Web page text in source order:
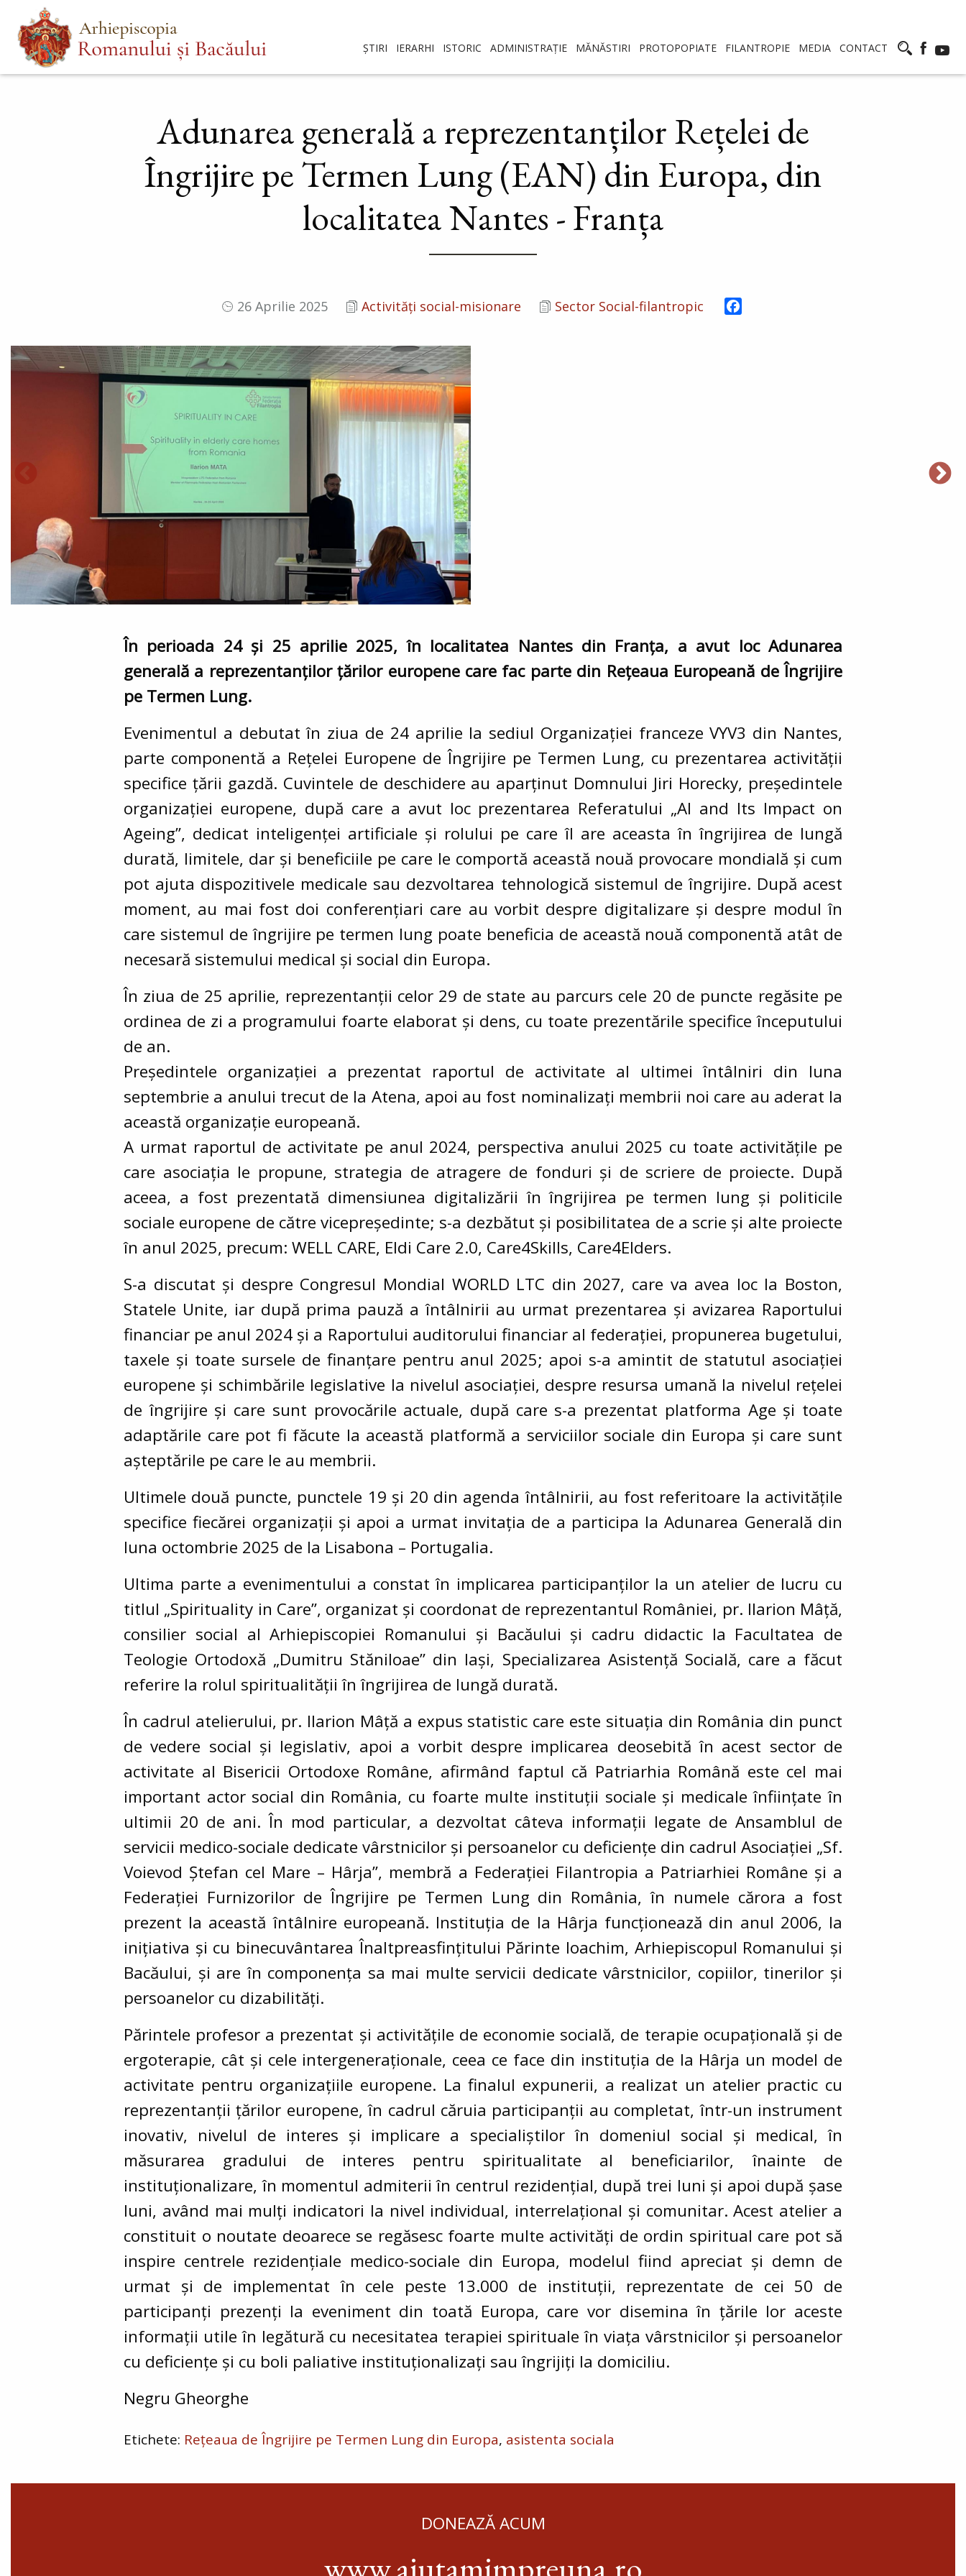
Mergi
conţinutul
principal
Main
menu
ȘTIRI IERARHI ISTORIC ADMINISTRAȚIE MĂNĂSTIRI PROTOPOPIATE FILANTROPIE MEDIA CONTACT
Adunarea generală a reprezentanților Rețelei de
Îngrijire pe Termen Lung (EAN) din Europa, din
localitatea Nantes - Franța
26 Aprilie 2025 Activități social-misionare Sector Social-filantropic
În perioada 24 și 25 aprilie 2025, în localitatea Nantes din Franța, a avut loc Adunarea
generală a reprezentanților țărilor europene care fac parte din Rețeaua Europeană de Îngrijire
pe Termen Lung.
Evenimentul a debutat în ziua de 24 aprilie la sediul Organizației franceze VYV3 din Nantes,
parte componentă a Rețelei Europene de Îngrijire pe Termen Lung, cu prezentarea activității
specifice țării gazdă. Cuvintele de deschidere au aparținut Domnului Jiri Horecky, președintele
organizației europene, după care a avut loc prezentarea Referatului „AI and Its Impact on
Ageing”, dedicat inteligenței artificiale și rolului pe care îl are aceasta în îngrijirea de lungă
durată, limitele, dar și beneficiile pe care le comportă această nouă provocare mondială și cum
pot ajuta dispozitivele medicale sau dezvoltarea tehnologică sistemul de îngrijire. După acest
moment, au mai fost doi conferențiari care au vorbit despre digitalizare și despre modul în
care sistemul de îngrijire pe termen lung poate beneficia de această nouă componentă atât de
necesară sistemului medical și social din Europa.
În ziua de 25 aprilie, reprezentanții celor 29 de state au parcurs cele 20 de puncte regăsite pe
ordinea de zi a programului foarte elaborat și dens, cu toate prezentările specifice începutului
de an.
Președintele organizației a prezentat raportul de activitate al ultimei întâlniri din luna
septembrie a anului trecut de la Atena, apoi au fost nominalizați membrii noi care au aderat la
această organizație europeană.
A urmat raportul de activitate pe anul 2024, perspectiva anului 2025 cu toate activitățile pe
care asociația le propune, strategia de atragere de fonduri și de scriere de proiecte. După
aceea, a fost prezentată dimensiunea digitalizării în îngrijirea pe termen lung și politicile
sociale europene de către vicepreședinte; s-a dezbătut și posibilitatea de a scrie și alte proiecte
în anul 2025, precum: WELL CARE, Eldi Care 2.0, Care4Skills, Care4Elders.
S-a discutat și despre Congresul Mondial WORLD LTC din 2027, care va avea loc la Boston,
Statele Unite, iar după prima pauză a întâlnirii au urmat prezentarea și avizarea Raportului
financiar pe anul 2024 și a Raportului auditorului financiar al federației, propunerea bugetului,
taxele și toate sursele de finanțare pentru anul 2025; apoi s-a amintit de statutul asociației
europene și schimbările legislative la nivelul asociației, despre resursa umană la nivelul rețelei
de îngrijire și care sunt provocările actuale, după care s-a prezentat platforma Age și toate
adaptările care pot fi făcute la această platformă a serviciilor sociale din Europa și care sunt
așteptările pe care le au membrii.
Ultimele două puncte, punctele 19 și 20 din agenda întâlnirii, au fost referitoare la activitățile
specifice fiecărei organizații și apoi a urmat invitația de a participa la Adunarea Generală din
luna octombrie 2025 de la Lisabona – Portugalia.
Ultima parte a evenimentului a constat în implicarea participanților la un atelier de lucru cu
titlul „Spirituality in Care”, organizat și coordonat de reprezentantul României, pr. Ilarion Mâță,
consilier social al Arhiepiscopiei Romanului și Bacăului și cadru didactic la Facultatea de
Teologie Ortodoxă „Dumitru Stăniloae” din Iași, Specializarea Asistență Socială, care a făcut
referire la rolul spiritualității în îngrijirea de lungă durată.
În cadrul atelierului, pr. Ilarion Mâță a expus statistic care este situația din România din punct
de vedere social și legislativ, apoi a vorbit despre implicarea deosebită în acest sector de
activitate al Bisericii Ortodoxe Române, afirmând faptul că Patriarhia Română este cel mai
important actor social din România, cu foarte multe instituții sociale și medicale înființate în
ultimii 20 de ani. În mod particular, a dezvoltat câteva informații legate de Ansamblul de
servicii medico-sociale dedicate vârstnicilor și persoanelor cu deficiențe din cadrul Asociației „Sf.
Voievod Ștefan cel Mare – Hârja”, membră a Federației Filantropia a Patriarhiei Române și a
Federației Furnizorilor de Îngrijire pe Termen Lung din România, în numele cărora a fost
prezent la această întâlnire europeană. Instituția de la Hârja funcționează din anul 2006, la
inițiativa și cu binecuvântarea Înaltpreasfințitului Părinte Ioachim, Arhiepiscopul Romanului și
Bacăului, și are în componența sa mai multe servicii dedicate vârstnicilor, copiilor, tinerilor și
persoanelor cu dizabilități.
Părintele profesor a prezentat și activitățile de economie socială, de terapie ocupațională și de
ergoterapie, cât și cele intergeneraționale, ceea ce face din instituția de la Hârja un model de
activitate pentru organizațiile europene. La finalul expunerii, a realizat un atelier practic cu
reprezentanții țărilor europene, în cadrul căruia participanții au completat, într-un instrument
inovativ, nivelul de interes și implicare a specialiștilor în domeniul social și medical, în
măsurarea gradului de interes pentru spiritualitate al beneficiarilor, înainte de
instituționalizare, în momentul admiterii în centrul rezidențial, după trei luni și apoi după șase
luni, având mai mulți indicatori la nivel individual, interrelațional și comunitar. Acest atelier a
constituit o noutate deoarece se regăsesc foarte multe activități de ordin spiritual care pot să
inspire centrele rezidențiale medico-sociale din Europa, modelul fiind apreciat și demn de
urmat și de implementat în cele peste 13.000 de instituții, reprezentate de cei 50 de
participanți prezenți la eveniment din toată Europa, care vor disemina în țările lor aceste
informații utile în legătură cu necesitatea terapiei spirituale în viața vârstnicilor și persoanelor
cu deficiențe și cu boli paliative instituționalizați sau îngrijiți la domiciliu.
Negru Gheorghe
Rețeaua de Îngrijire pe Termen Lung din Europa asistenta sociala
DONEAZĂ ACUM